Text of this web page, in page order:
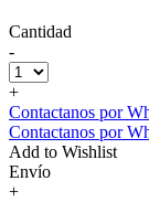
Cantidad
-
+
Contactanos por
Contactanos por
Add to Wishlist
Envío
+